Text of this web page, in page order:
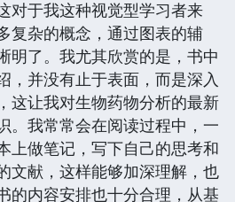
对于我这种视觉型学习者来
复杂的概念，通过图表的辅
明了。我尤其欣赏的是，书中
，并没有止于表面，而是深入
这让我对生物药物分析的最新
。我常常会在阅读过程中，一
上做笔记，写下自己的思考和
文献，这样能够加深理解，也
的内容安排也十分合理，从基